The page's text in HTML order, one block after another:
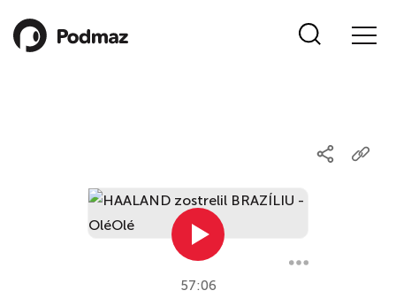
57:06